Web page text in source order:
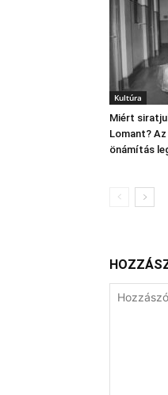
Kultúra
Miért
Lomant?
önámítás